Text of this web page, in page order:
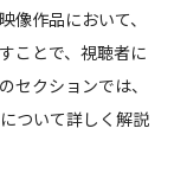
像作品において、
ことで、視聴者に
セクションでは、
ついて詳しく解説